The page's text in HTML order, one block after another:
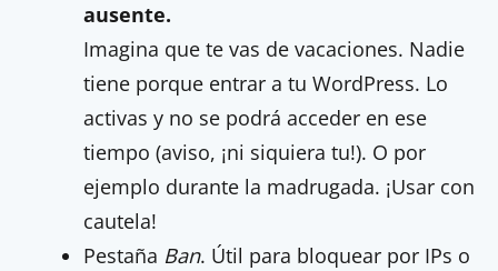
ausente.
Imagina que te vas de vacaciones. Nadie
tiene porque entrar a tu WordPress. Lo
activas y no se podrá acceder en ese
tiempo (aviso, ¡ni siquiera tu!). O por
ejemplo durante la madrugada. ¡Usar con
cautela!
Pestaña Ban. Útil para bloquear por IPs o